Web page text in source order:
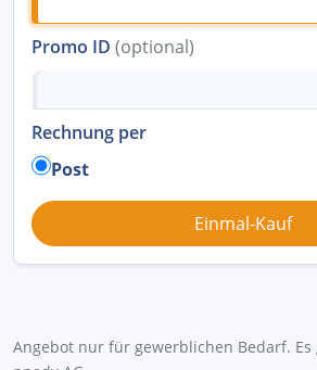
Promo ID (optional)
Rechnung per
Post
Angebot nur für gewerblichen Bedarf. Es